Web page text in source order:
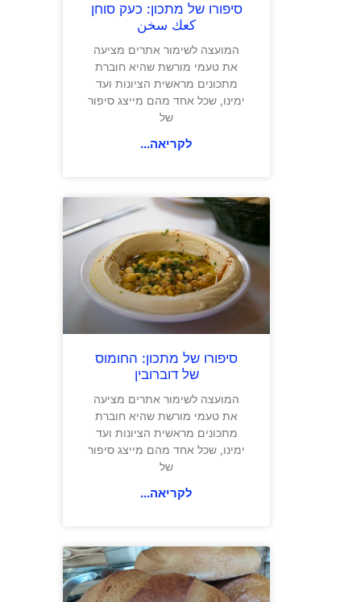
סיפורו של מתכון: כעק סוחן
كعك سخن
המועצה לשימור אתרים מציעה
את טעמי מורשת שהיא חוברת
מתכונים מראשית הציונות ועד
ימינו, שכל אחד מהם מייצג סיפור
של
לקריאה...
סיפורו של מתכון: החומוס
של דוברובין
המועצה לשימור אתרים מציעה
את טעמי מורשת שהיא חוברת
מתכונים מראשית הציונות ועד
ימינו, שכל אחד מהם מייצג סיפור
של
לקריאה...